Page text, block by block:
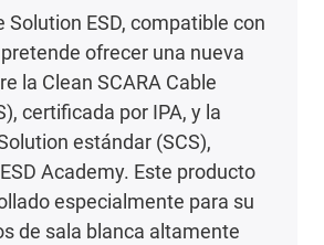
Solution ESD, compatible con
ofrecer una nueva
la Clean SCARA Cable
certificada por IPA, y la
estándar (SCS),
Academy. Este producto
especialmente para su
de sala blanca altamente